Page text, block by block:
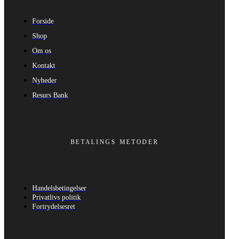
Forside
Shop
Om os
Kontakt
Nyheder
Resurs Bank
BETALINGS METODER
Handelsbetingelser
Privatlivs politik
Fortrydelsesret